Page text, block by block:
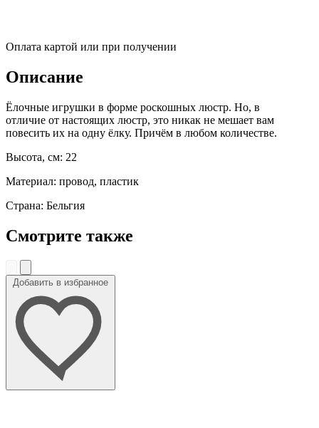
Оплата картой или при получении
Описание
Ёлочные игрушки в форме роскошных люстр. Но, в
отличие от настоящих люстр, это никак не мешает вам
повесить их на одну ёлку. Причём в любом количестве.
Высота, см: 22
Материал: провод, пластик
Страна: Бельгия
Смотрите также
Добавить в избранное